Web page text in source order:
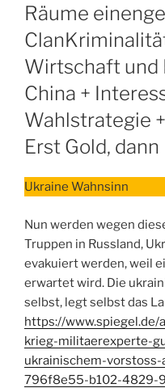
Räume
Wirtschaft und
China +
Wahlstrategie
Erst Gold, dann
Ukraine Wahnsinn
Nun werden wegen
Truppen in Russland,
evakuiert werden, weil
erwartet wird. Die
selbst, legt selbst das
https://www.spiegel.de/
krieg-militaerexperte-
ukrainischem-
796f8e55-b102-4829-